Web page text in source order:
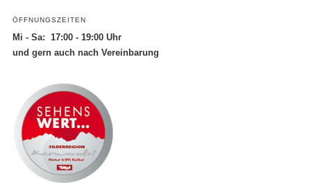
ÖFFNUNGSZEITEN
Mi - Sa: 17:00 - 19:00 Uhr
und gern auch nach Vereinbarung